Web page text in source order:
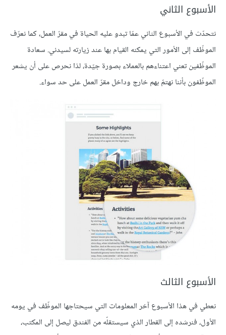
الأسبوع الثاني
نتحدّث في الأسبوع الثاني عمّا تبدو عليه الحياة في مقرّ العمل، كما نعرّف
الموظّف إلى الأمور التي يمكنه القيام بها عند زيارته لسيدني. سعادة
الموظّفين تعني اعتناءهم بالعملاء بصورة جيّدة، لذا نحرص على أن يشعر
الموظّفون بأننا نهتمّ بهم خارج وداخل مقرّ العمل على حد سواء.
الأسبوع الثالث
نعطي في هذا الأسبوع آخر المعلومات التي سيحتاجها الموظّف في يومه
الأول، فنرشده إلى القطار الذي سيستقلّه من الفندق ليصل إلى المكتب،